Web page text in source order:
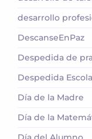
desarrollo
DescanseEnPaz
Despedida de
Despedida
Día de la Madre
Día de la